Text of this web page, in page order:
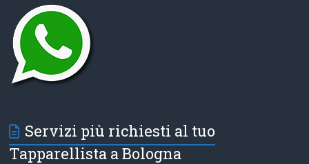
Servizi più richiesti al tuo
Tapparellista a Bologna